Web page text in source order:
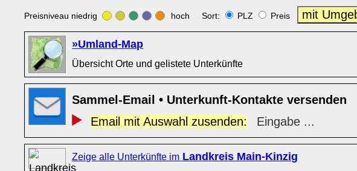
Preisniveau niedrig hoch Sort: PLZ Preis mit
»Umland-Map
Übersicht Orte und gelistete Unterkünfte
Sammel-Email • Unterkunft-Kontakte versenden
Email mit Auswahl zusenden:
Eingabe ...
Zeige alle Unterkünfte im Landkreis Main-Kinzig